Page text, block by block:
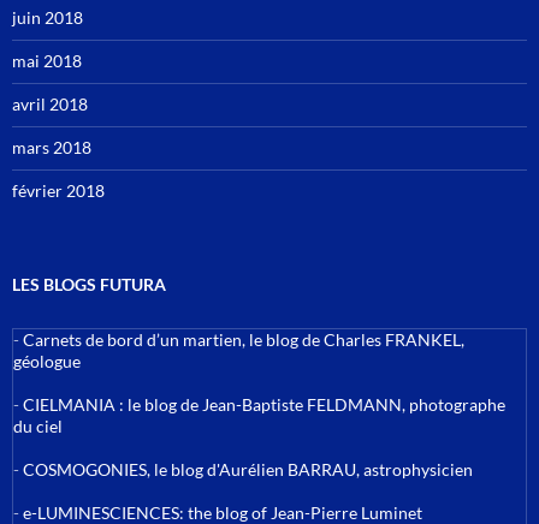
juin 2018
mai 2018
avril 2018
mars 2018
février 2018
LES BLOGS FUTURA
-Carnets de bord d’un martien, le blog de Charles FRANKEL,
géologue
-CIELMANIA : le blog de Jean-Baptiste FELDMANN, photographe
du ciel
-COSMOGONIES, le blog d'Aurélien BARRAU, astrophysicien
-e-LUMINESCIENCES: the blog of Jean-Pierre Luminet